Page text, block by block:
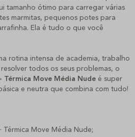
tamanho ótimo para carregar várias
marmitas, pequenos potes para
Ela é tudo o que você
rotina intensa de academia, trabalho
todos os seus problemas, o
Move Média Nude é super
e neutra que combina com tudo!
Move Média Nude;